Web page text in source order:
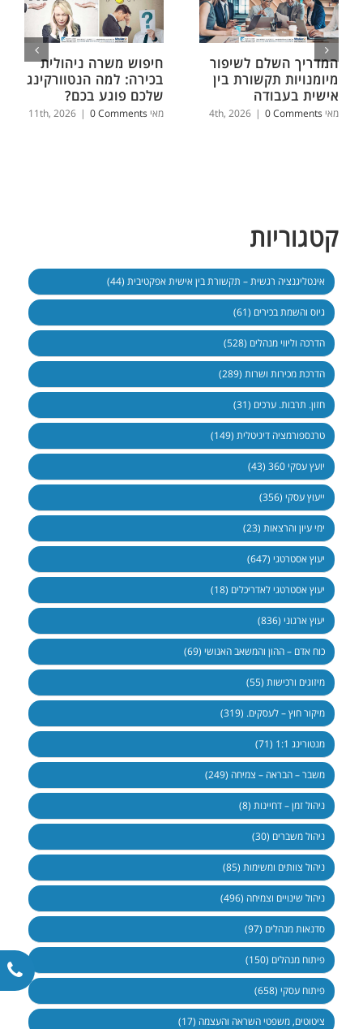
חיפוש משרה ניהולית
בכירה: למה הנטוורקינג
שלכם פוגע בכם?
מאי 11th, 2026 | 0 Comments
המדריך השלם לשיפור
מיומנויות תקשורת בין
אישית בעבודה
מאי 4th, 2026 | 0 Comments
קטגוריות
אינטליגנציה רגשית – תקשורת בין אישית אפקטיבית (44)
גיוס והשמת בכירים (61)
הדרכה וליווי מנהלים (528)
הדרכת מכירות ושרות (289)
חזון. תרבות. ערכים (31)
טרנספורמציה דיגיטלית (149)
יועץ עסקי 360 (43)
ייעוץ עסקי (356)
ימי עיון והרצאות (23)
יעוץ אסטרטגי (647)
יעוץ אסטרטגי לאדריכלים (18)
יעוץ ארגוני (836)
כוח אדם – ההון והמשאב האנושי (69)
מיזוגים ורכישות (55)
מיקור חוץ – לעסקים. (319)
מנטורינג 1:1 (71)
משבר – הבראה – צמיחה (249)
ניהול זמן – דחיינות (8)
ניהול משברים (30)
ניהול צוותים ומשימות (85)
ניהול שינויים וצמיחה (496)
סדנאות מנהלים (97)
פיתוח מנהלים (150)
פיתוח עסקי (658)
ציטוטים, משפטי השראה והעצמה (17)